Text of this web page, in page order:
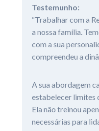
Testemunho:
“Trabalhar com a
a nossa família.
com a sua
compreendeu a
A sua abordagem
estabelecer limites
Ela não treinou
necessárias para